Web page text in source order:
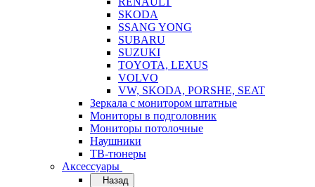
SKODA
SSANG YONG
SUBARU
SUZUKI
TOYOTA, LEXUS
VOLVO
VW, SKODA, PORSHE, SEAT
Зеркала с монитором штатные
Мониторы в подголовник
Мониторы потолочные
Наушники
ТВ-тюнеры
Аксессуары
Назад